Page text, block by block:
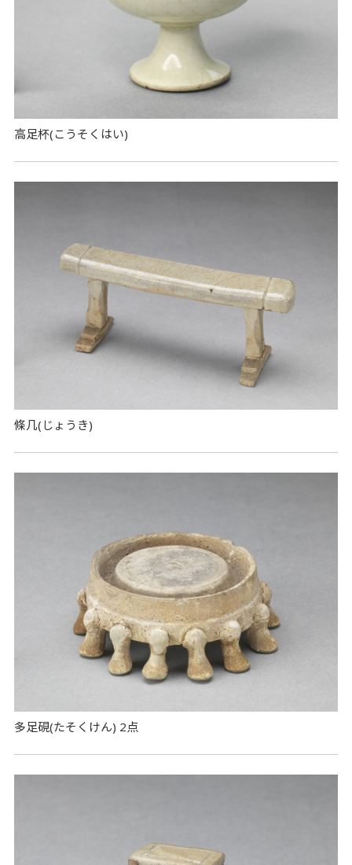
高足杯(こうそくはい)
條几(じょうき)
多足硯(たそくけん) 2点